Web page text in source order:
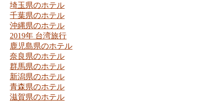
埼玉県のホテル
千葉県のホテル
沖縄県のホテル
2019年 台湾旅行
鹿児島県のホテル
奈良県のホテル
群馬県のホテル
新潟県のホテル
青森県のホテル
滋賀県のホテル